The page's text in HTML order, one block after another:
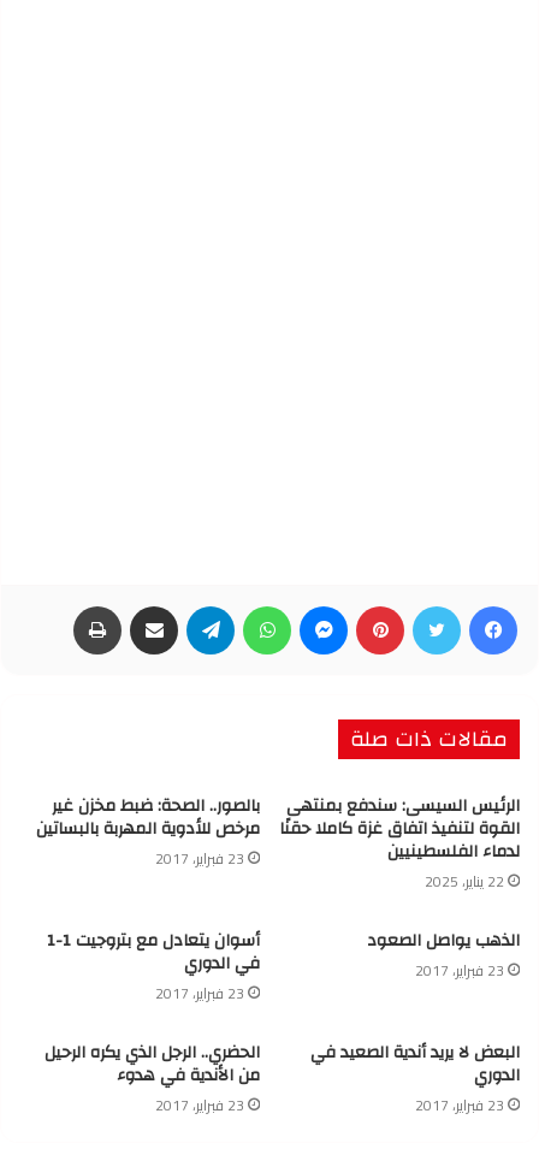
فيسبوك تويتر بينتيريست ماسنجر واتساب تيلقرام مشاركة عبر البريد
مقالات ذات صلة
الرئيس السيسى: سندفع بمنتهى
القوة لتنفيذ اتفاق غزة كاملا حقنًا
لدماء الفلسطينيين
22 يناير، 2025
بالصور.. الصحة: ضبط مخزن غير
مرخص للأدوية المهربة بالبساتين
23 فبراير، 2017
الذهب يواصل الصعود
23 فبراير، 2017
أسوان يتعادل مع بتروجيت 1-1
في الدوري
23 فبراير، 2017
البعض لا يريد أندية الصعيد في
الدوري
23 فبراير، 2017
الحضري.. الرجل الذي يكره الرحيل
من الأندية في هدوء
23 فبراير، 2017